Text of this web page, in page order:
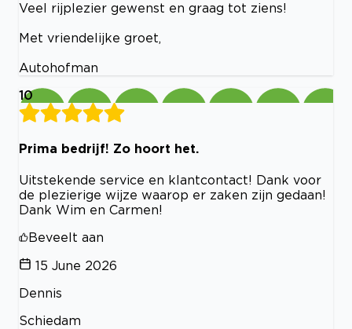
Veel rijplezier gewenst en graag tot ziens!
Met vriendelijke groet,
Autohofman
10
Prima bedrijf! Zo hoort het.
Uitstekende service en klantcontact! Dank voor
de plezierige wijze waarop er zaken zijn gedaan!
Dank Wim en Carmen!
Beveelt aan
15 June 2026
Dennis
Schiedam